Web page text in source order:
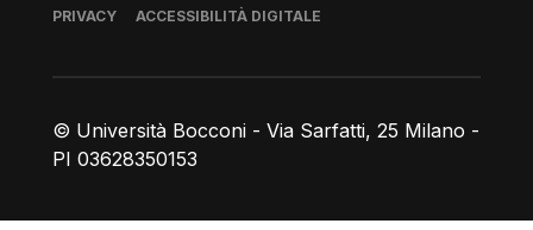
© Università Bocconi - Via Sarfatti, 25 Milano -
PI 03628350153
Piè di pagina
PRIVACY ACCESSIBILITÀ DIGITALE